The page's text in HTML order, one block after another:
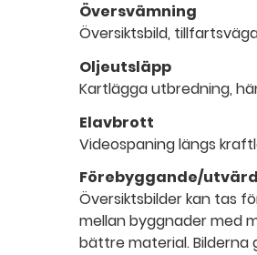
Översvämning
Översiktsbild,
Oljeutsläpp
Kartlägga utbredning,
Elavbrott
Videospaning längs
Förebyggande/
Översiktsbilder kan tas
mellan byggnader med
bättre material. Bilderna